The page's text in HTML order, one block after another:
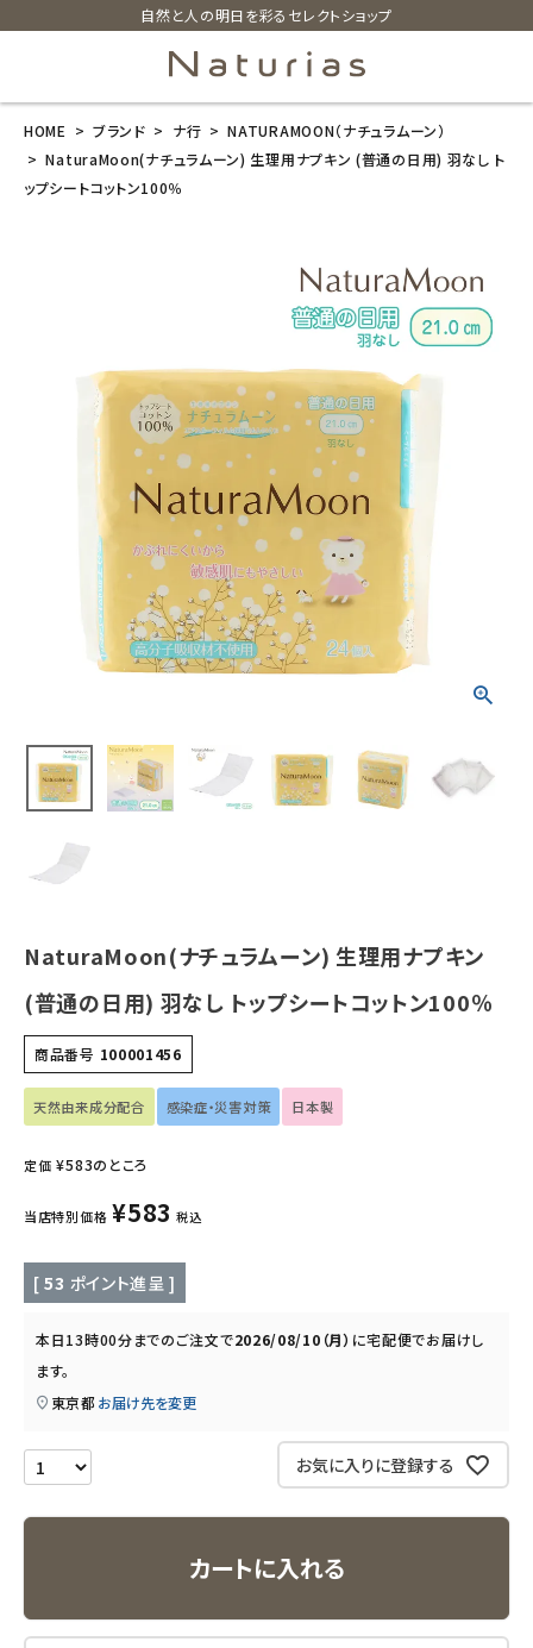
自然と人の明日を彩るセレクトショップ
search
NaturaMoon
(ナチュラムー
ン) 生理用ナプ
(税込)
カテゴリーから探す
日用品雑貨
フェムケア
インナー・下着・ナイトウェア
キッチン用品
フード・ドリンク
定期購入
エコメイト
HOME ブランド ナ行
NATURAMOON（ナチュラムーン）
NaturaMoon(ナチュラムーン) 生理用ナプキン (普通の日用) 羽なし ト
ップシートコットン100％
NaturaMoon(ナチュラムーン) 生理用ナプキン
(普通の日用) 羽なし トップシートコットン100％
商品番号 100001456
天然由来成分配合 感染症・災害対策 日本製
定価 ¥583のところ
当店特別価格 ¥583 税込
[ 53 ポイント進呈 ]
本日13時00分までのご注文で2026/08/10（月） に宅配便でお届けし
ます。
東京都 お届け先を変更
お気に入りに登録する
カートに入れる